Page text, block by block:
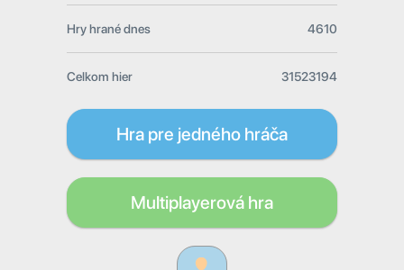
Hry hrané dnes 4610
Celkom hier 31523194
Hra pre jedného hráča
Multiplayerová hra